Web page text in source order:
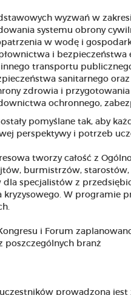
wyzwań w
systemu obrony
w wodę i
i bezpieczeństwa
transportu
sanitarnego
zdrowia i
ochronnego,
pomyślane tak, aby
perspektywy i potrzeb
tworzy całość z
burmistrzów,
specjalistów z
kryzysowego. W programie
i Forum
poszczególnych branż
uczestników prowadzona